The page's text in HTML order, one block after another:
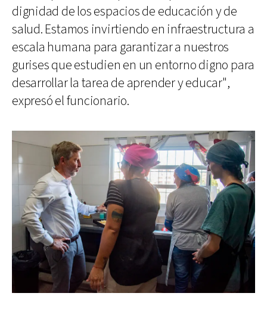
dignidad de los espacios de educación y de
salud. Estamos invirtiendo en infraestructura a
escala humana para garantizar a nuestros
gurises que estudien en un entorno digno para
desarrollar la tarea de aprender y educar",
expresó el funcionario.